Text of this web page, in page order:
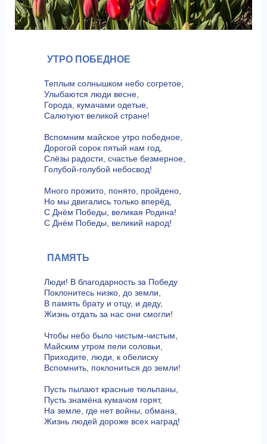
УТРО ПОБЕДНОЕ
Теплым солнышком небо согретое,
Улыбаются люди весне,
Города, кумачами одетые,
Салютуют великой стране!
Вспомним майское утро победное,
Дорогой сорок пятый нам год,
Слёзы радости, счастье безмерное,
Голубой-голубой небосвод!
Много прожито, понято, пройдено,
Но мы двигались только вперёд,
С Днём Победы, великая Родина!
С Днём Победы, великий народ!
ПАМЯТЬ
Люди! В благодарность за Победу
Поклонитесь низко, до земли,
В память брату и отцу, и деду,
Жизнь отдать за нас они смогли!
Чтобы небо было чистым-чистым,
Майским утром пели соловьи,
Приходите, люди, к обелиску
Вспомнить, поклониться до земли!
Пусть пылают красные тюльпаны,
Пусть знамёна кумачом горят,
На земле, где нет войны, обмана,
Жизнь людей дороже всех наград!